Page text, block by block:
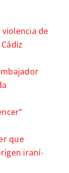
de
que
iraní-